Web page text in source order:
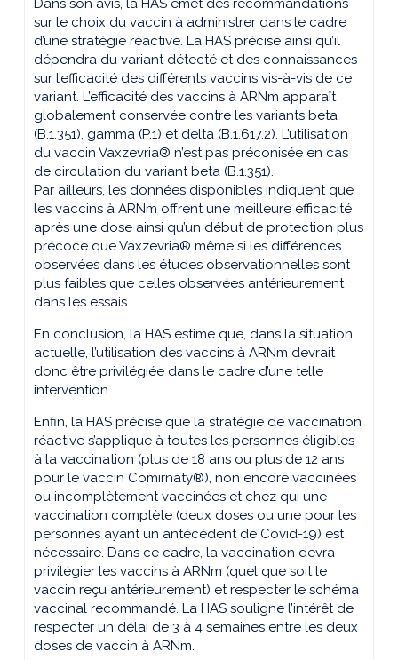
Dans son avis, la HAS émet des recommandations
sur le choix du vaccin à administrer dans le cadre
d’une stratégie réactive. La HAS précise ainsi qu’il
dépendra du variant détecté et des connaissances
sur l’efficacité des différents vaccins vis-à-vis de ce
variant. L’efficacité des vaccins à ARNm apparaît
globalement conservée contre les variants beta
(B.1.351), gamma (P.1) et delta (B.1.617.2). L’utilisation
du vaccin Vaxzevria® n’est pas préconisée en cas
de circulation du variant beta (B.1.351).
Par ailleurs, les données disponibles indiquent que
les vaccins à ARNm offrent une meilleure efficacité
après une dose ainsi qu’un début de protection plus
précoce que Vaxzevria® même si les différences
observées dans les études observationnelles sont
plus faibles que celles observées antérieurement
dans les essais.
En conclusion, la HAS estime que, dans la situation
actuelle, l’utilisation des vaccins à ARNm devrait
donc être privilégiée dans le cadre d’une telle
intervention.
Enfin, la HAS précise que la stratégie de vaccination
réactive s’applique à toutes les personnes éligibles
à la vaccination (plus de 18 ans ou plus de 12 ans
pour le vaccin Comirnaty®), non encore vaccinées
ou incomplètement vaccinées et chez qui une
vaccination complète (deux doses ou une pour les
personnes ayant un antécédent de Covid-19) est
nécessaire. Dans ce cadre, la vaccination devra
privilégier les vaccins à ARNm (quel que soit le
vaccin reçu antérieurement) et respecter le schéma
vaccinal recommandé. La HAS souligne l’intérêt de
respecter un délai de 3 à 4 semaines entre les deux
doses de vaccin à ARNm.